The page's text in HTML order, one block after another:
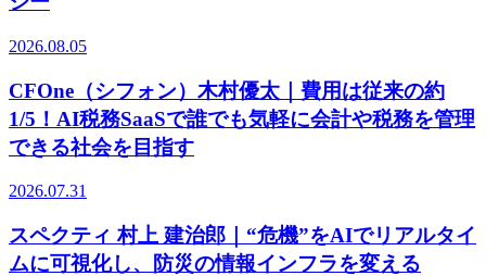
2026.08.05
CFOne（シフォン）木村優太｜費用は従来の約
1/5！AI税務SaaSで誰でも気軽に会計や税務を管理
できる社会を目指す
2026.07.31
スペクティ 村上 建治郎｜“危機”をAIでリアルタイ
ムに可視化し、防災の情報インフラを変える